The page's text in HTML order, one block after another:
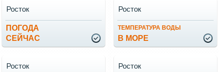
ПОГОДА
СЕЙЧАС
Росток
ТЕМПЕРАТУРА ВОДЫ
В МОРЕ
Росток
Росток Росток